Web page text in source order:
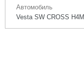
Автомобиль
Vesta SW CROSS